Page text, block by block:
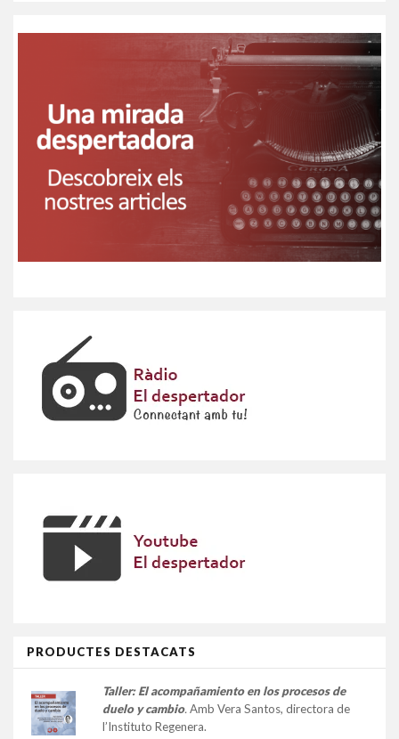
PRODUCTES DESTACATS
Taller: El acompañamiento en los procesos de
duelo y cambio. Amb Vera Santos, directora de
l’Instituto Regenera.